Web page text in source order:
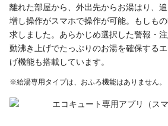
離れた部屋から、外出先からお湯はり、
増し操作がスマホで操作が可能。もしも
求しました。あらかじめ選択した警報・
動沸き上げでたっぷりのお湯を確保する
げ機能も搭載しています。
※給湯専用タイプは、おふろ機能はありません。